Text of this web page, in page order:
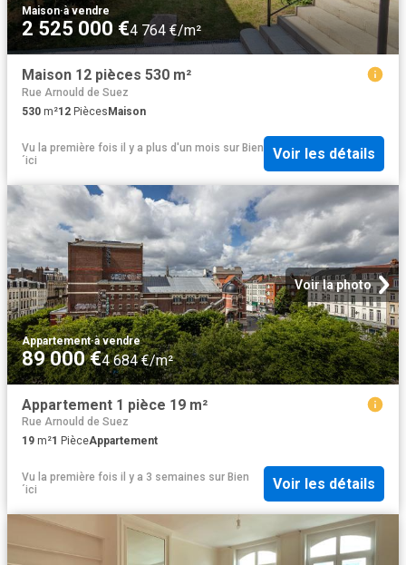
Maison·à vendre
2 525 000 €4 764 €/m²
Maison 12 pièces 530 m²
Rue Arnould de Suez
530 m²12 PiècesMaison
Vu la première fois il y a plus d'un mois sur Bien
´ici
Voir les détails
Voir la photo
Appartement·à vendre
89 000 €4 684 €/m²
Appartement 1 pièce 19 m²
Rue Arnould de Suez
19 m²1 PièceAppartement
Vu la première fois il y a 3 semaines sur Bien
´ici
Voir les détails